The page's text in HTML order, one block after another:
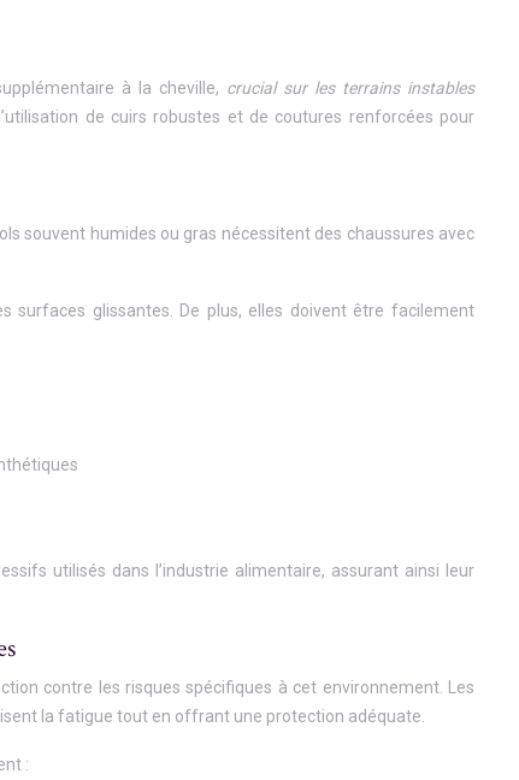
à la cheville, crucial sur les terrains instables
de cuirs robustes et de coutures renforcées pour
souvent humides ou gras nécessitent des chaussures avec
surfaces glissantes. De plus, elles doivent être facilement
utilisés dans l’industrie alimentaire, assurant ainsi leur
contre les risques spécifiques à cet environnement. Les
la fatigue tout en offrant une protection adéquate.
: